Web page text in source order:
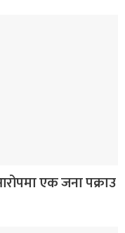
एक जना पक्राउ